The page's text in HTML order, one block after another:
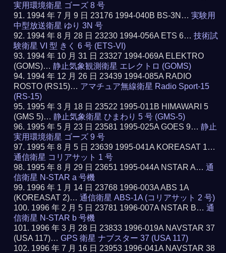
実用環境衛星 ゴーズ 8 号
1994 年 7 月 9 日 23176 1994-040B BS-3N…実験用
中型放送衛星 ゆり 3N 号
1994 年 8 月 28 日 23230 1994-056A ETS 6…技術試
験衛星 VI 型 きく 6 号 (ETS-VI)
1994 年 10 月 31 日 23327 1994-069A ELEKTRO
(GOMS)…静止気象観測衛星 エレクトロ (GOMS)
1994 年 12 月 26 日 23439 1994-085A RADIO
ROSTO (RS15)… アマチュア無線衛星 Radio Sport-15
(RS-15)
1995 年 3 月 18 日 23522 1995-011B HIMAWARI 5
(GMS 5)…静止気象衛星 ひまわり 5 号 (GMS-5)
1995 年 5 月 23 日 23581 1995-025A GOES 9…静止
実用環境衛星 ゴーズ 9 号
1995 年 8 月 5 日 23639 1995-041A KOREASAT 1…
通信衛星 コリアサット 1 号
1995 年 8 月 29 日 23651 1995-044A NSTAR A…通
信衛星 N-STAR a 号機
1996 年 1 月 14 日 23768 1996-003A ABS 1A
(KOREASAT 2)…通信衛星 ABS-1A (コリアサット 2 号)
1996 年 2 月 5 日 23781 1996-007A NSTAR B…通
信衛星 N-STAR b 号機
1996 年 3 月 28 日 23833 1996-019A NAVSTAR 37
(USA 117)…GPS 衛星 ナブスター 37 (USA 117)
1996 年 7 月 16 日 23953 1996-041A NAVSTAR 38